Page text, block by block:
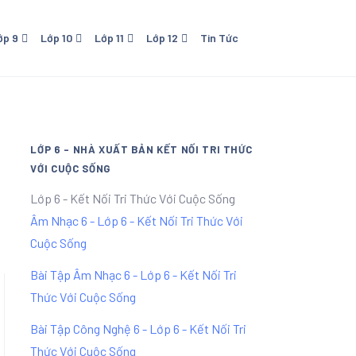
9 Lớp 10 Lớp 11 Lớp 12 Tin Tức
LỚP 6 - NHÀ XUẤT BẢN KẾT NỐI TRI THỨC
VỚI CUỘC SỐNG
Lớp 6 - Kết Nối Tri Thức Với Cuộc Sống
Âm Nhạc 6 - Lớp 6 - Kết Nối Tri Thức Với
Cuộc Sống
Bài Tập Âm Nhạc 6 - Lớp 6 - Kết Nối Tri
Thức Với Cuộc Sống
Bài Tập Công Nghệ 6 - Lớp 6 - Kết Nối Tri
Thức Với Cuộc Sống